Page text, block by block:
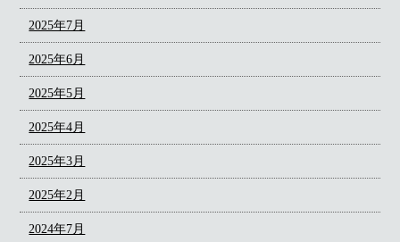
2025年7月
2025年6月
2025年5月
2025年4月
2025年3月
2025年2月
2024年7月